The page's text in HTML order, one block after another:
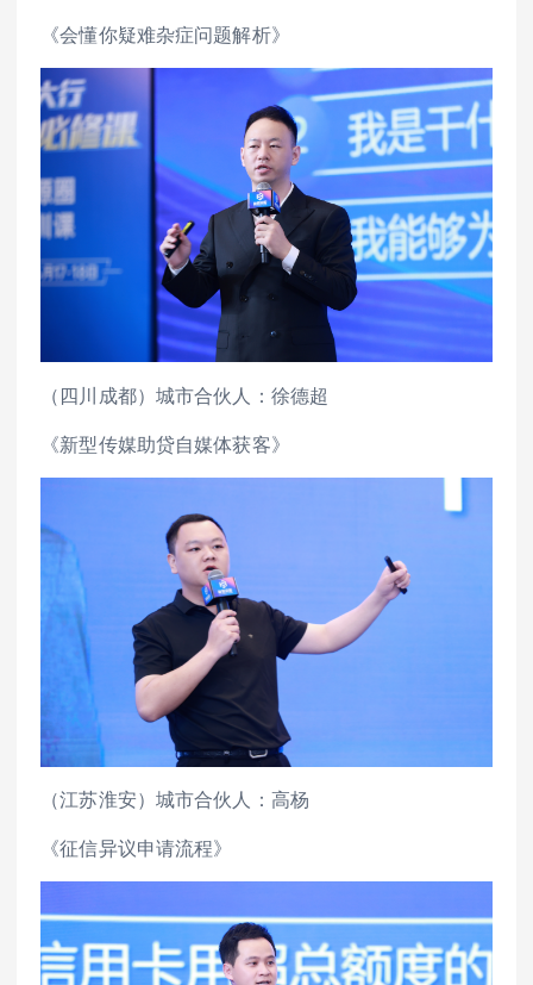
《会懂你疑难杂症问题解析》
（四川成都）城市合伙人：徐德超
《新型传媒助贷自媒体获客》
（江苏淮安）城市合伙人：高杨
《征信异议申请流程》